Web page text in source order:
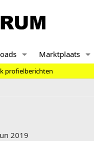
Marktplaats
profielberichten
2019